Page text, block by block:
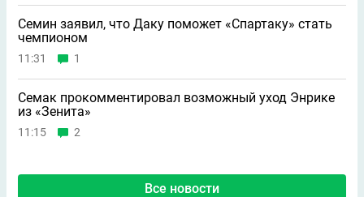
Семин заявил, что Даку поможет «Спартаку» стать
чемпионом
11:31 1
Семак прокомментировал возможный уход Энрике
из «Зенита»
11:15 2
Все новости